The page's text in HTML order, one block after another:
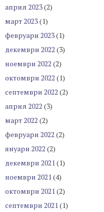
април 2023(2)
март 2023(1)
февруари 2023(1)
декември 2022 (3)
ноември 2022 (2)
октомври 2022 (1)
септември 2022 (2)
април 2022 (3)
март 2022 (2)
февруари 2022 (2)
януари 2022 (2)
декември 2021 (1)
ноември 2021 (4)
октомври 2021 (2)
септември 2021 (1)